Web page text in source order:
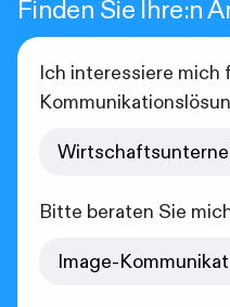
Finden Sie Ihre:n
Ich interessiere mich
Bitte beraten Sie